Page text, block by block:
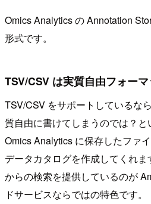
Omics Analytics の Annotation
形式です。
TSV/CSV は実質自由フォー
TSV/CSV をサポートしているな
質自由に書けてしまうのでは？と
Omics Analytics に保存したファ
データカタログを作成してくれ
からの検索を提供しているのが
ドサービスならではの特色です。